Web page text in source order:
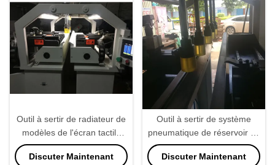
Outil à sertir de radiateur de
modèles de l'écran tactile
200, PLC de machines de
fabrication de radiateur
Discuter Maintenant
Outil à sertir de système
pneumatique de réservoir en
plastique semi automatique
de radiateur
Discuter Maintenant